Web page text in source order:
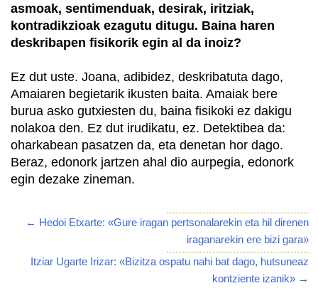
asmoak, sentimenduak, desirak, iritziak,
kontradikzioak ezagutu ditugu. Baina haren
deskribapen fisikorik egin al da inoiz?
Ez dut uste. Joana, adibidez, deskribatuta dago,
Amaiaren begietarik ikusten baita. Amaiak bere
burua asko gutxiesten du, baina fisikoki ez dakigu
nolakoa den. Ez dut irudikatu, ez. Detektibea da:
oharkabean pasatzen da, eta denetan hor dago.
Beraz, edonork jartzen ahal dio aurpegia, edonork
egin dezake zineman.
← Hedoi Etxarte: «Gure iragan pertsonalarekin eta hil direnen
iraganarekin ere bizi gara»
Itziar Ugarte Irizar: «Bizitza ospatu nahi bat dago, hutsuneaz
kontziente izanik» →